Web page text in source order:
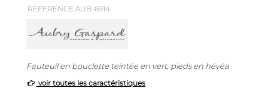
REFERENCE AUB-6914
Fauteuil en bouclette teintée en vert, pieds en hévéa
voir toutes les caractéristiques